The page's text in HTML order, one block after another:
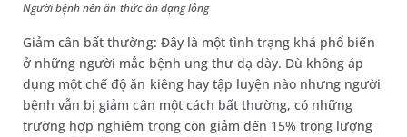
Người bệnh nên ăn thức ăn dạng lỏng
Giảm cân bất thường: Đây là một tình trạng khá phổ biến
ở những người mắc bệnh ung thư dạ dày. Dù không áp
dụng một chế độ ăn kiêng hay tập luyện nào nhưng người
bệnh vẫn bị giảm cân một cách bất thường, có những
trường hợp nghiêm trọng còn giảm đến 15% trọng lượng